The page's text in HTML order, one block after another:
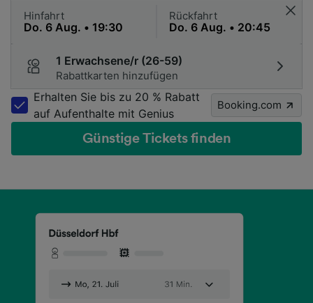
Hinfahrt Rückfahrt
1 Erwachsene/r (26-59)
Rabattkarten hinzufügen
Erhalten Sie bis zu 20 % Rabatt
auf Aufenthalte mit Genius
Booking.com
Günstige Tickets finden